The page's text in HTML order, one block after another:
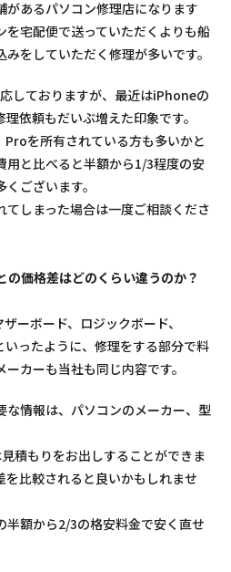
があるパソコン修理店になります
を宅配便で送っていただくよりも船
をしていただく修理が多いです。
しておりますが、最近はiPhoneの
依頼もだいぶ増えた印象です。
を所有されている方も多いかと
用と比べると半額から1/3程度の安
ございます。
しまった場合は一度ご相談くださ
の価格差はどのくらい違うのか？
ーボード、ロジックボード、
ったように、修理をする部分で料
カーも当社も同じ内容です。
な情報は、パソコンのメーカー、型
積もりをお出しすることができま
比較されると良いかもしれませ
半額から2/3の格安料金で安く直せ